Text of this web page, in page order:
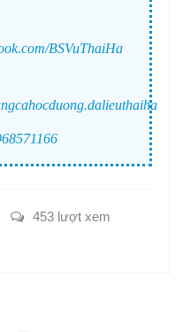
BSVuThaiHa
453 lượt xem